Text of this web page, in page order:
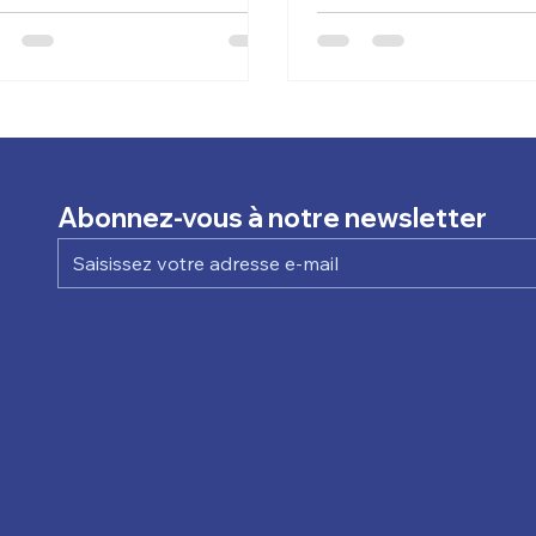
le cure fuori
les infirmiers indépendants ,
infirmières
les fonctionnalités avec
Avec numcura | logiciel
gestion des soins de
Abonnez-vous à notre newsletter